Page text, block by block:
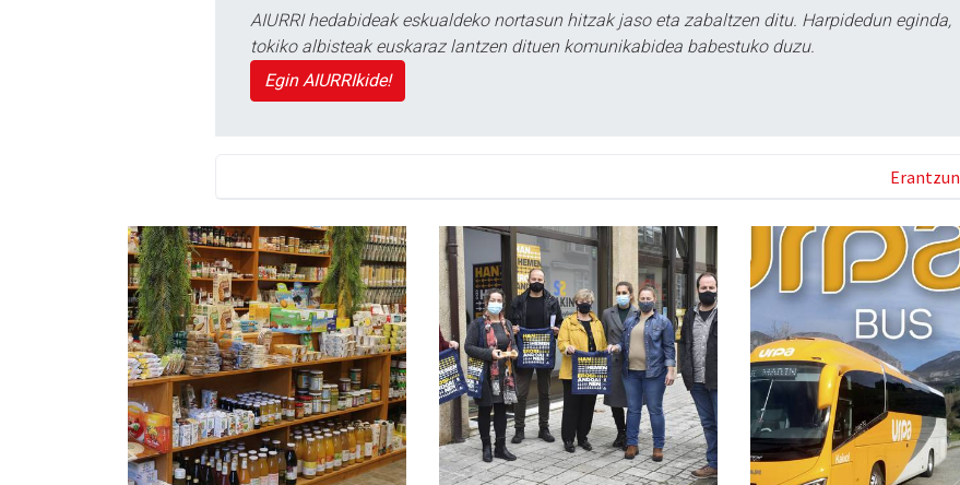
AIURRI hedabideak eskualdeko nortasun hitzak jaso eta zabaltzen ditu. Harpidedun eginda,
tokiko albisteak euskaraz lantzen dituen komunikabidea babestuko duzu.
Egin AIURRIkide!
Erantzun